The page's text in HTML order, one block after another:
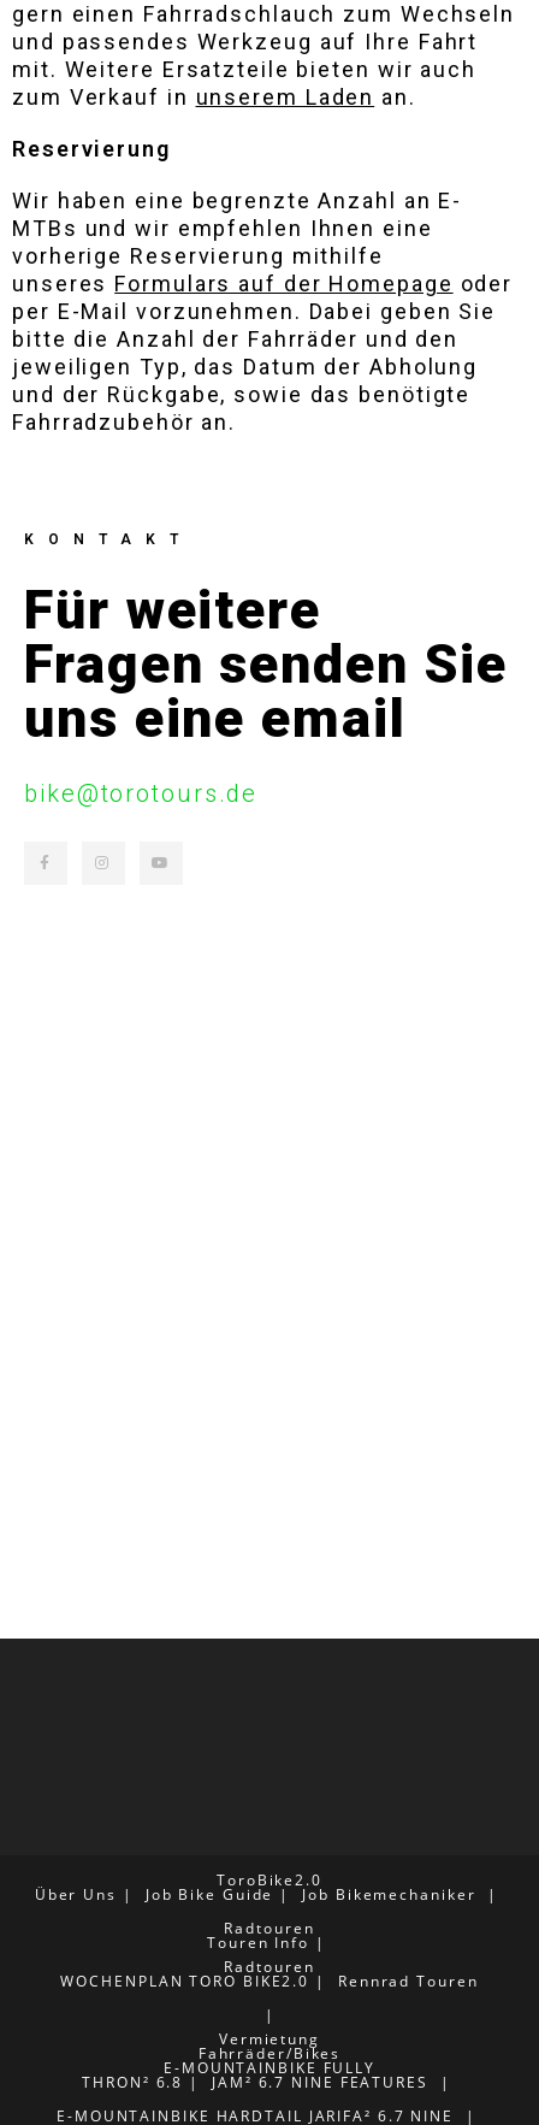
gern einen Fahrradschlauch zum Wechseln
und passendes Werkzeug auf Ihre Fahrt
mit. Weitere Ersatzteile bieten wir auch
zum Verkauf in unserem Laden an.
Reservierung
Wir haben eine begrenzte Anzahl an E-
MTBs und wir empfehlen Ihnen eine
vorherige Reservierung mithilfe
unseres Formulars auf der Homepage oder
per E-Mail vorzunehmen. Dabei geben Sie
bitte die Anzahl der Fahrräder und den
jeweiligen Typ, das Datum der Abholung
und der Rückgabe, sowie das benötigte
Fahrradzubehör an.
KONTAKT
Für weitere
Fragen senden Sie
uns eine email
bike@torotours.de
ToroBike2.0
Über Uns Job Bike Guide
Job Bikemechaniker
Radtouren
Touren Info
Radtouren
WOCHENPLAN TORO BIKE2.0 Rennrad Touren
Vermietung
Fahrräder/Bikes
E-MOUNTAINBIKE FULLY
THRON² 6.8
JAM² 6.7 NINE FEATURES
E-MOUNTAINBIKE HARDTAIL JARIFA² 6.7 NINE